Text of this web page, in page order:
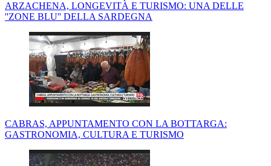
ARZACHENA, LONGEVITÀ E TURISMO: UNA DELLE
''ZONE BLU'' DELLA SARDEGNA
CABRAS, APPUNTAMENTO CON LA BOTTARGA:
GASTRONOMIA, CULTURA E TURISMO